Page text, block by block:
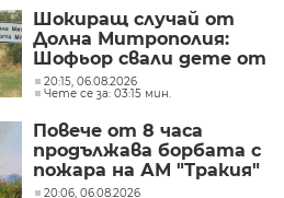
Шокиращ случай от
Долна Митрополия:
Шофьор свали дете от
автобус и го остави на
пътя в жегата
20:15, 06.08.2026
Чете се за: 03:15 мин.
Повече от 8 часа
продължава борбата с
пожара на АМ "Тракия"
при отбивката към
20:06, 06.08.2026